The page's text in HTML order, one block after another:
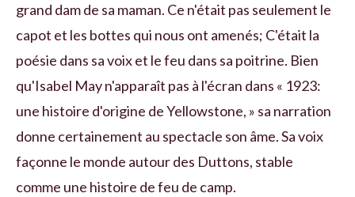
grand dam de sa maman. Ce n'était pas seulement le
capot et les bottes qui nous ont amenés; C'était la
poésie dans sa voix et le feu dans sa poitrine. Bien
qu'Isabel May n'apparaît pas à l'écran dans « 1923:
une histoire d'origine de Yellowstone, » sa narration
donne certainement au spectacle son âme. Sa voix
façonne le monde autour des Duttons, stable
comme une histoire de feu de camp.